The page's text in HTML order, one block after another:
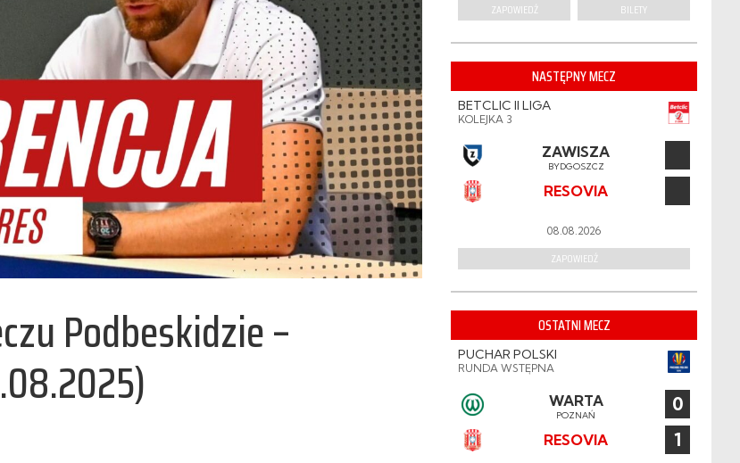
Podbeskidzie –
ZAPOWIEDŹ BILETY
NASTĘPNY MECZ
BETCLIC II LIGA
KOLEJKA 3
ZAWISZA
BYDGOSZCZ
RESOVIA
08.08.2026
ZAPOWIEDŹ
OSTATNI MECZ
PUCHAR POLSKI
RUNDA WSTĘPNA
WARTA
POZNAŃ 0
RESOVIA 1